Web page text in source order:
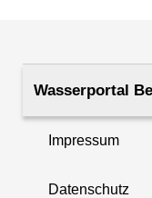
Rohroberkante
(m ü. NHN)
Filteroberkante
(m u. GOK)
Wasserportal
Impressum
Datenschutz